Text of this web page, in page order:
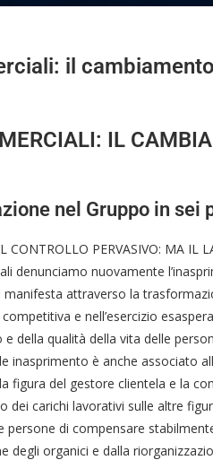
il
IL
nel Gruppo in sei
CONTROLLO PERVASIVO: MA IL
denunciamo nuovamente
attraverso la
e nell’esercizio
della qualità della vita delle
inasprimento è anche associato
figura del gestore clientela e la
dei carichi lavorativi sulle altre
persone di compensare
degli organici e dalla